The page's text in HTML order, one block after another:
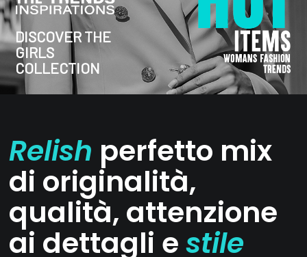
DISCOVER THE
GIRLS
COLLECTION
Relish perfetto mix
di originalità,
qualità, attenzione
ai dettagli estile